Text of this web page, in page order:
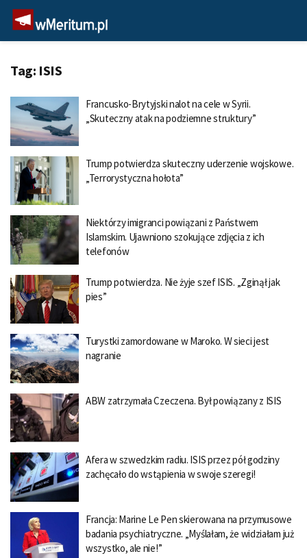
Tag: ISIS
Francusko-Brytyjski nalot na cele w Syrii.
„Skuteczny atak na podziemne struktury”
Trump potwierdza skuteczny uderzenie wojskowe.
„Terrorystyczna hołota”
Niektórzy imigranci powiązani z Państwem
Islamskim. Ujawniono szokujące zdjęcia z ich
telefonów
Trump potwierdza. Nie żyje szef ISIS. „Zginął jak
pies”
Turystki zamordowane w Maroko. W sieci jest
nagranie
ABW zatrzymała Czeczena. Był powiązany z ISIS
Afera w szwedzkim radiu. ISIS przez pół godziny
zachęcało do wstąpienia w swoje szeregi!
Francja: Marine Le Pen skierowana na przymusowe
badania psychiatryczne. „Myślałam, że widziałam już
wszystko, ale nie!”